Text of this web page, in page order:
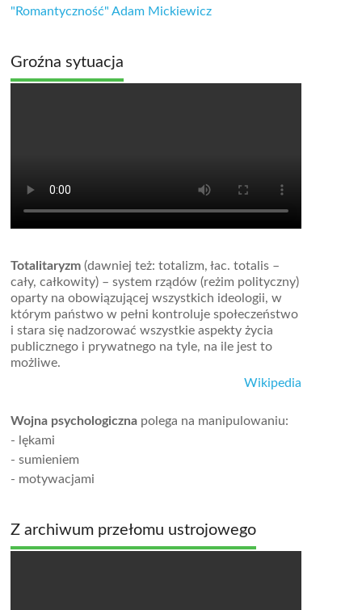
"Romantyczność" Adam Mickiewicz
Groźna sytuacja
Totalitaryzm (dawniej też: totalizm, łac. totalis –
cały, całkowity) – system rządów (reżim polityczny)
oparty na obowiązującej wszystkich ideologii, w
którym państwo w pełni kontroluje społeczeństwo
i stara się nadzorować wszystkie aspekty życia
publicznego i prywatnego na tyle, na ile jest to
możliwe.
Wikipedia
Wojna psychologiczna polega na manipulowaniu:
- lękami
- sumieniem
- motywacjami
Z archiwum przełomu ustrojowego